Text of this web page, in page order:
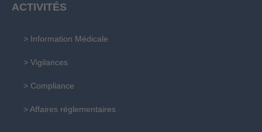
ACTIVITÉS
> Information Médicale
> Vigilances
> Compliance
> Affaires réglementaires